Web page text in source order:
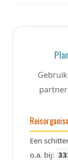
Een
o.a. bij: